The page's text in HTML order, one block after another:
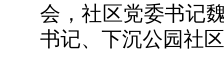
会，社区党委书记
书记、下沉公园社